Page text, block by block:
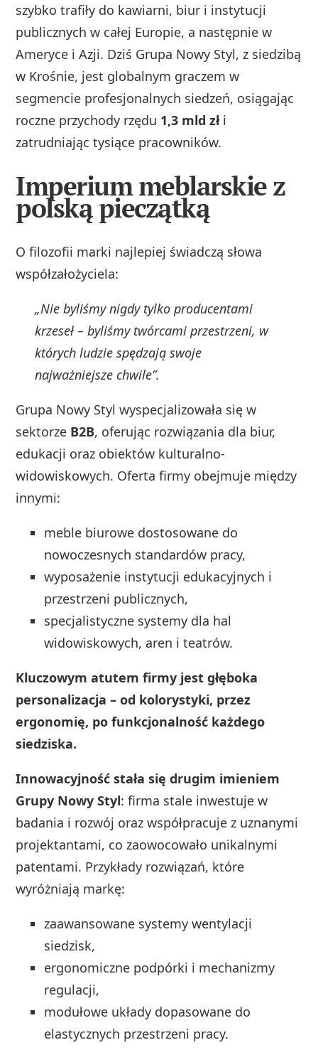
szybko trafiły do kawiarni, biur i instytucji
publicznych w całej Europie, a następnie w
Ameryce i Azji. Dziś Grupa Nowy Styl, z siedzibą
w Krośnie, jest globalnym graczem w
segmencie profesjonalnych siedzeń, osiągając
roczne przychody rzędu 1,3 mld złi
zatrudniając tysiące pracowników.
Imperium meblarskie z
polską pieczątką
O filozofii marki najlepiej świadczą słowa
współzałożyciela:
„Nie byliśmy nigdy tylko producentami
krzeseł – byliśmy twórcami przestrzeni, w
których ludzie spędzają swoje
najważniejsze chwile”.
Grupa Nowy Styl wyspecjalizowała się w
sektorze B2B, oferując rozwiązania dla biur,
edukacji oraz obiektów kulturalno-
widowiskowych. Oferta firmy obejmuje między
innymi:
meble biurowe dostosowane do
nowoczesnych standardów pracy,
wyposażenie instytucji edukacyjnych i
przestrzeni publicznych,
specjalistyczne systemy dla hal
widowiskowych, aren i teatrów.
Kluczowym atutem firmy jest głęboka
personalizacja – od kolorystyki, przez
ergonomię, po funkcjonalność każdego
siedziska.
Innowacyjność stała się drugim imieniem
Grupy Nowy Styl: firma stale inwestuje w
badania i rozwój oraz współpracuje z uznanymi
projektantami, co zaowocowało unikalnymi
patentami. Przykłady rozwiązań, które
wyróżniają markę:
zaawansowane systemy wentylacji
siedzisk,
ergonomiczne podpórki i mechanizmy
regulacji,
modułowe układy dopasowane do
elastycznych przestrzeni pracy.